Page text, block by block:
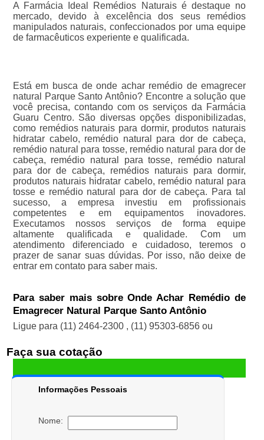
A Farmácia Ideal Remédios Naturais é destaque no
mercado, devido à excelência dos seus remédios
manipulados naturais, confeccionados por uma equipe
de farmacêuticos experiente e qualificada.
Está em busca de onde achar remédio de emagrecer
natural Parque Santo Antônio? Encontre a solução que
você precisa, contando com os serviços da Farmácia
Guaru Centro. São diversas opções disponibilizadas,
como remédios naturais para dormir, produtos naturais
hidratar cabelo, remédio natural para dor de cabeça,
remédio natural para tosse, remédio natural para dor de
cabeça, remédio natural para tosse, remédio natural
para dor de cabeça, remédios naturais para dormir,
produtos naturais hidratar cabelo, remédio natural para
tosse e remédio natural para dor de cabeça. Para tal
sucesso, a empresa investiu em profissionais
competentes e em equipamentos inovadores.
Executamos nossos serviços de forma equipe
altamente qualificada e qualidade. Com um
atendimento diferenciado e cuidadoso, teremos o
prazer de sanar suas dúvidas. Por isso, não deixe de
entrar em contato para saber mais.
Para saber mais sobre Onde Achar Remédio de
Emagrecer Natural Parque Santo Antônio
Ligue para (11) 2464-2300 , (11) 95303-6856 ou
Faça sua cotação
Informações Pessoais
Nome: